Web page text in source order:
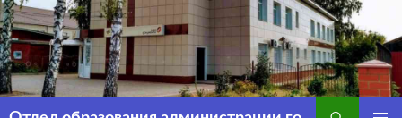
Перейти
к
содержимому